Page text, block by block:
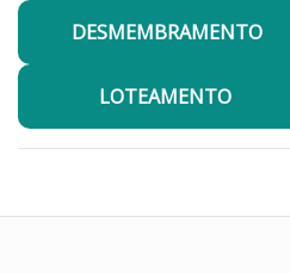
DESMEMBRAMENTO
LOTEAMENTO